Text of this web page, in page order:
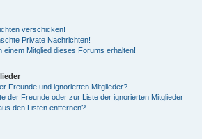
verschicken!
Private Nachrichten!
einem Mitglied dieses Forums erhalten!
Freunde und ignorierten Mitglieder?
der Freunde oder zur Liste der ignorierten Mitglieder
den Listen entfernen?